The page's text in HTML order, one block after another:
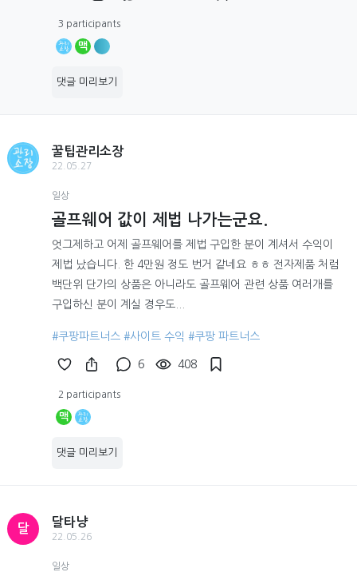
3 participants
맥
댓글 미리보기
꿀팁관리소장
22.05.27
일상
골프웨어 값이 제법 나가는군요.
엇그제하고 어제 골프웨어를 제법 구입한 분이 계셔서 수익이
제법 났습니다. 한 4만원 정도 번거 같네요 ㅎㅎ 전자제품 처럼
백단위 단가의 상품은 아니라도 골프웨어 관련 상품 여러개를
구입하신 분이 계실 경우도...
#쿠팡파트너스 #사이트 수익 #쿠팡 파트너스
6 408
2 participants
맥
댓글 미리보기
달
달타냥
22.05.26
일상